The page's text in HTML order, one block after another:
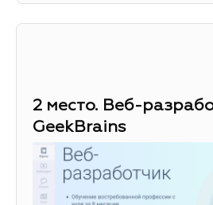
2 место. Веб-
GeekBrains